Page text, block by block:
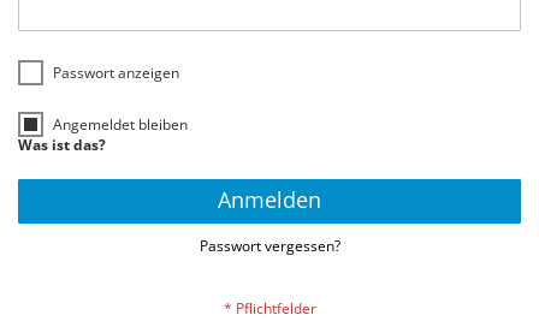
Passwort anzeigen
Angemeldet bleiben
Was ist das?
Anmelden
Passwort vergessen?